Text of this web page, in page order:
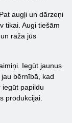
Pat augļi un dārzeņi
tikai. Augi tiešām
raža jūs
Iegūt jaunus
bērnībā, kad
iegūt papildu
produkcijai.